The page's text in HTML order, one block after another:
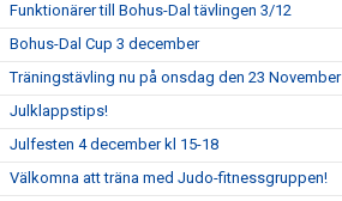
Funktionärer till Bohus-Dal tävlingen 3/12
Bohus-Dal Cup 3 december
Träningstävling nu på onsdag den 23 November
Julklappstips!
Julfesten 4 december kl 15-18
Välkomna att träna med Judo-fitnessgruppen!